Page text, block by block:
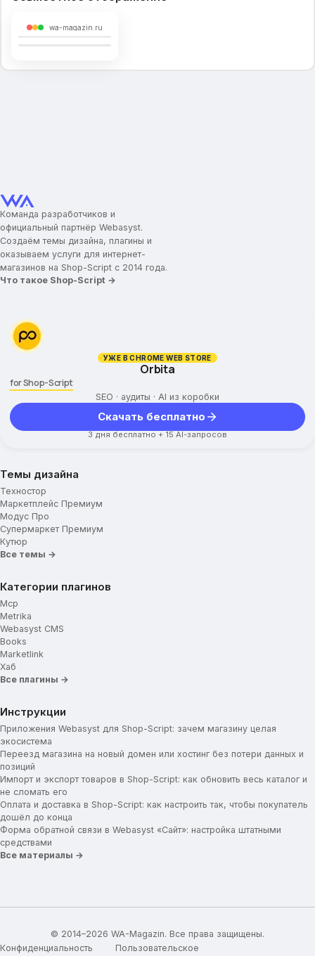
wa-magazin.ru
Команда разработчиков и
официальный партнёр Webasyst.
Создаём темы дизайна, плагины и
оказываем услуги для интернет-
магазинов на Shop-Script с 2014 года.
Что такое Shop-Script →
УЖЕ В CHROME WEB STORE
Orbita
for Shop-Script
SEO · аудиты · AI из коробки
Скачать бесплатно
3 дня бесплатно + 15 AI-запросов
Темы дизайна
Техностор
Маркетплейс Премиум
Модус Про
Супермаркет Премиум
Кутюр
Все темы →
Категории плагинов
Mcp
Metrika
Webasyst CMS
Books
Marketlink
Хаб
Все плагины →
Инструкции
Приложения Webasyst для Shop-Script: зачем магазину целая
экосистема
Переезд магазина на новый домен или хостинг без потери данных и
позиций
Импорт и экспорт товаров в Shop-Script: как обновить весь каталог и
не сломать его
Оплата и доставка в Shop-Script: как настроить так, чтобы покупатель
дошёл до конца
Форма обратной связи в Webasyst «Сайт»: настройка штатными
средствами
Все материалы →
© 2014–2026 WA-Magazin. Все права защищены.
Конфиденциальность
Пользовательское